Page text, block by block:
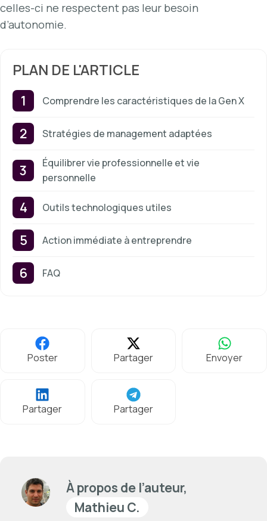
celles-ci ne respectent pas leur besoin
d’autonomie.
PLAN DE L'ARTICLE
Comprendre les caractéristiques de la Gen X
Stratégies de management adaptées
Équilibrer vie professionnelle et vie
personnelle
Outils technologiques utiles
Action immédiate à entreprendre
FAQ
Poster Partager Envoyer
Partager Partager
À propos de l’auteur,
Mathieu C.